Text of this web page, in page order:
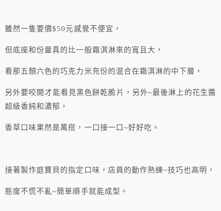
雖然一隻要價$50元感覺不便宜，
但底座和份量真的比一般霜淇淋來的寬且大，
看那五顏六色的巧克力米充份的混合在霜淇淋的中下層，
另外要咬開才能看見黑色餅乾脆片，另外~最後淋上的花生醬
超級香純和濃郁，
香草口味果然是萬搭，一口接一口~好好吃。
接著製作庭寶貝的指定口味，店員的動作熟練~技巧也高明，
態度不慌不亂~簡單順手就能成型。